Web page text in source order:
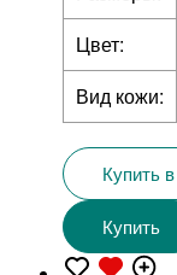
Цвет:
Вид кожи:
Купить
Купить